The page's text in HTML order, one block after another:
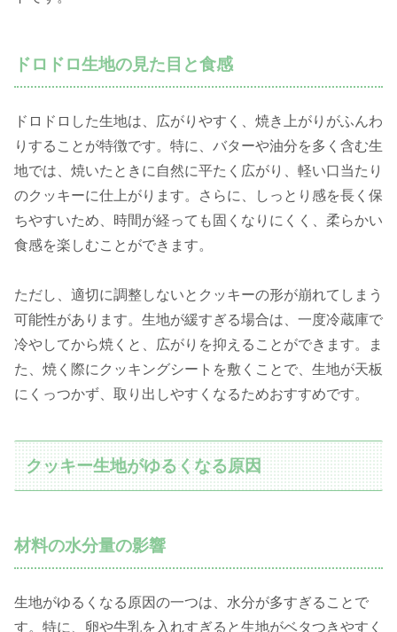
ドロドロ生地の見た目と食感
ドロドロした生地は、広がりやすく、焼き上がりがふんわ
りすることが特徴です。特に、バターや油分を多く含む生
地では、焼いたときに自然に平たく広がり、軽い口当たり
のクッキーに仕上がります。さらに、しっとり感を長く保
ちやすいため、時間が経っても固くなりにくく、柔らかい
食感を楽しむことができます。
ただし、適切に調整しないとクッキーの形が崩れてしまう
可能性があります。生地が緩すぎる場合は、一度冷蔵庫で
冷やしてから焼くと、広がりを抑えることができます。ま
た、焼く際にクッキングシートを敷くことで、生地が天板
にくっつかず、取り出しやすくなるためおすすめです。
クッキー生地がゆるくなる原因
材料の水分量の影響
生地がゆるくなる原因の一つは、水分が多すぎることで
す。特に、卵や牛乳を入れすぎると生地がベタつきやすく